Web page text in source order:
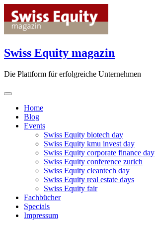
content
Swiss Equity magazin
Die Plattform für erfolgreiche Unternehmen
Home
Blog
Events
Swiss Equity biotech day
Swiss Equity kmu invest day
Swiss Equity corporate finance day
Swiss Equity conference zurich
Swiss Equity cleantech day
Swiss Equity real estate days
Swiss Equity fair
Fachbücher
Specials
Impressum